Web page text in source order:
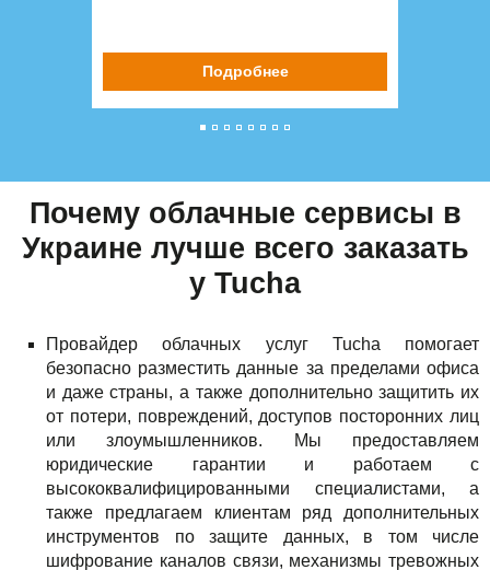
Подробнее
Почему облачные сервисы в
Украине лучше всего заказать
у Tucha
Провайдер облачных услуг Tucha помогает
безопасно разместить данные за пределами офиса
и даже страны, а также дополнительно защитить их
от потери, повреждений, доступов посторонних лиц
или злоумышленников. Мы предоставляем
юридические гарантии и работаем с
высококвалифицированными специалистами, а
также предлагаем клиентам ряд дополнительных
инструментов по защите данных, в том числе
шифрование каналов связи, механизмы тревожных